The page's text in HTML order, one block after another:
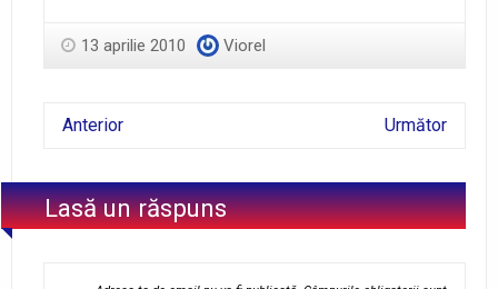
13 aprilie 2010 Viorel
Anterior Următor
Lasă un răspuns